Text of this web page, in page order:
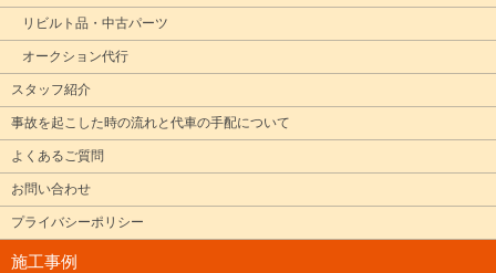
リビルト品・中古パーツ
オークション代行
スタッフ紹介
事故を起こした時の流れと代車の手配について
よくあるご質問
お問い合わせ
プライバシーポリシー
施工事例